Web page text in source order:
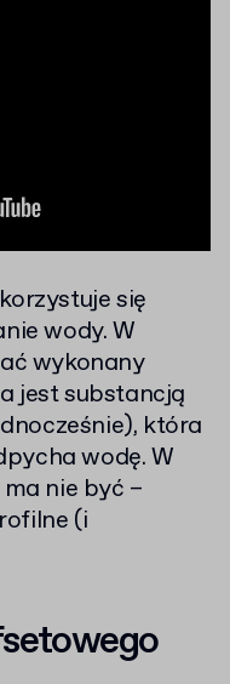
się
wody. W
wykonany
jest substancją
która
wodę. W
nie być –
(i